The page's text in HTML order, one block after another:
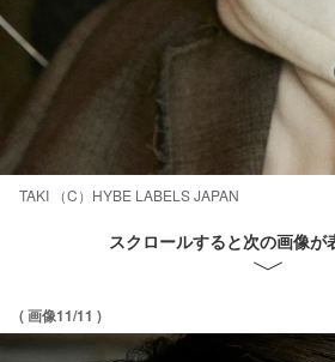
TAKI （C）HYBE LABELS JAPAN
スクロールすると次の画像が
( 画像11/11 )